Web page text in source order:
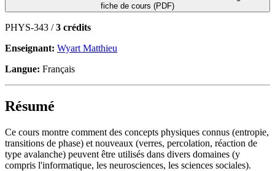
fiche de cours (PDF)
PHYS-343 /3 crédits
Enseignant: Wyart Matthieu
Langue: Français
Résumé
Ce cours montre comment des concepts physiques connus (entropie,
transitions de phase) et nouveaux (verres, percolation, réaction de
type avalanche) peuvent être utilisés dans divers domaines (y
compris l'informatique, les neurosciences, les sciences sociales).